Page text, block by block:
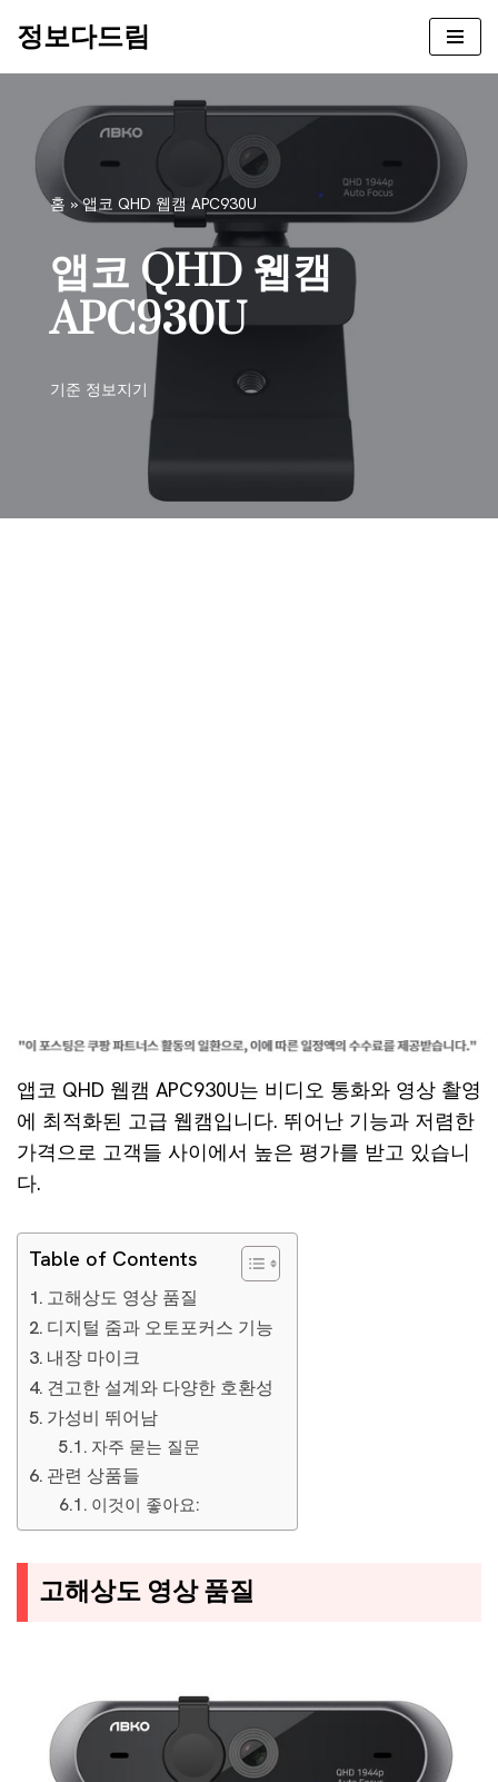
정보다드림
홈 »앱코 QHD 웹캠 APC930U
앱코 QHD 웹캠
APC930U
기준 정보지기
앱코 QHD 웹캠 APC930U는 비디오 통화와 영상 촬영
에 최적화된 고급 웹캠입니다. 뛰어난 기능과 저렴한
가격으로 고객들 사이에서 높은 평가를 받고 있습니
다.
Table of Contents
고해상도 영상 품질
디지털 줌과 오토포커스 기능
내장 마이크
견고한 설계와 다양한 호환성
가성비 뛰어남
자주 묻는 질문
관련 상품들
이것이 좋아요:
고해상도 영상 품질